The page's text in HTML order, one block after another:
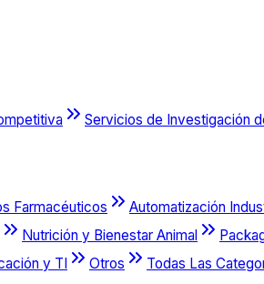
Servicios de Investigación
Farmacéuticos Automatización
Nutrición y Bienestar Animal
y TI Otros
Todas Las